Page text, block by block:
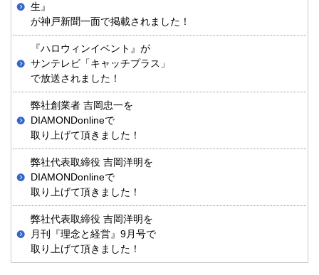
生』
が神戸新聞一面で掲載されました！
『ハロウィンイベント』が
サンテレビ「キャッチプラス」
で放送されました！
弊社創業者 吉岡忠一を
DIAMONDonlineで
取り上げて頂きました！
弊社代表取締役 吉岡洋明を
DIAMONDonlineで
取り上げて頂きました！
弊社代表取締役 吉岡洋明を
月刊『理念と経営』9月号で
取り上げて頂きました！